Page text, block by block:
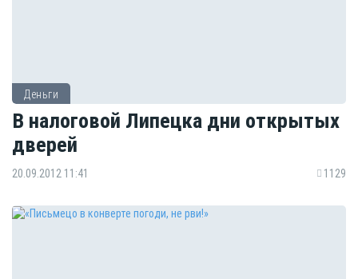
Деньги
В налоговой Липецка дни открытых
дверей
20.09.2012 11:41 1129